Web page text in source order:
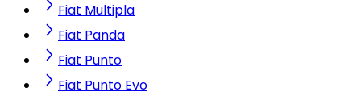
Fiat Multipla
Fiat Panda
Fiat Punto
Fiat Punto Evo